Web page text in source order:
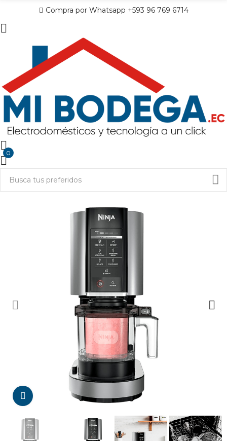
Compra por Whatsapp +593 96 769 6714
0
Da click para agrandar